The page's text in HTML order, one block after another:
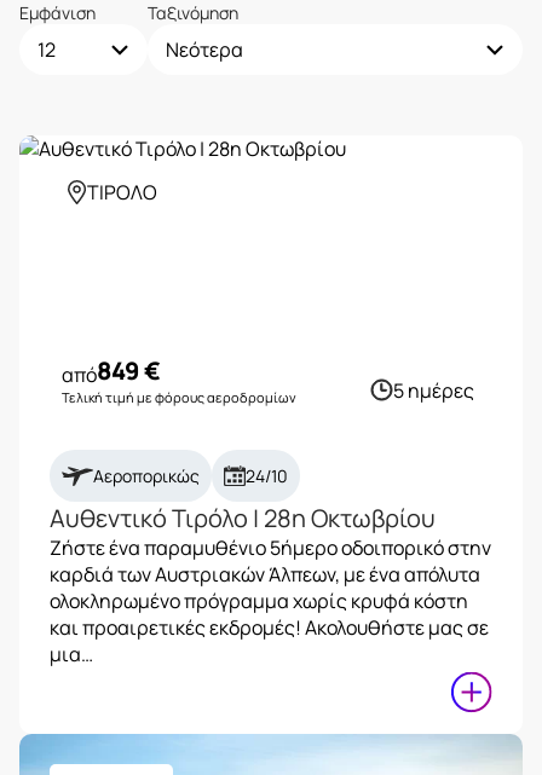
Εμφάνιση Ταξινόμηση
ΤΙΡΟΛΟ
5 ημέρες
από849€
Τελική τιμή με φόρους αεροδρομίων
Αεροπορικώς 24/10
Αυθεντικό Τιρόλο | 28η Οκτωβρίου
Ζήστε ένα παραμυθένιο 5ήμερο οδοιπορικό στην
καρδιά των Αυστριακών Άλπεων, με ένα απόλυτα
ολοκληρωμένο πρόγραμμα χωρίς κρυφά κόστη
και προαιρετικές εκδρομές! Ακολουθήστε μας σε
μια…